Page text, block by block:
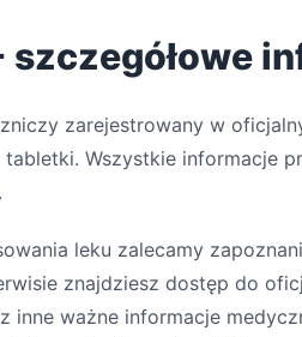
szczegółowe
zarejestrowany w
Wszystkie informacje
leku zalecamy
znajdziesz dostęp do
inne ważne informacje